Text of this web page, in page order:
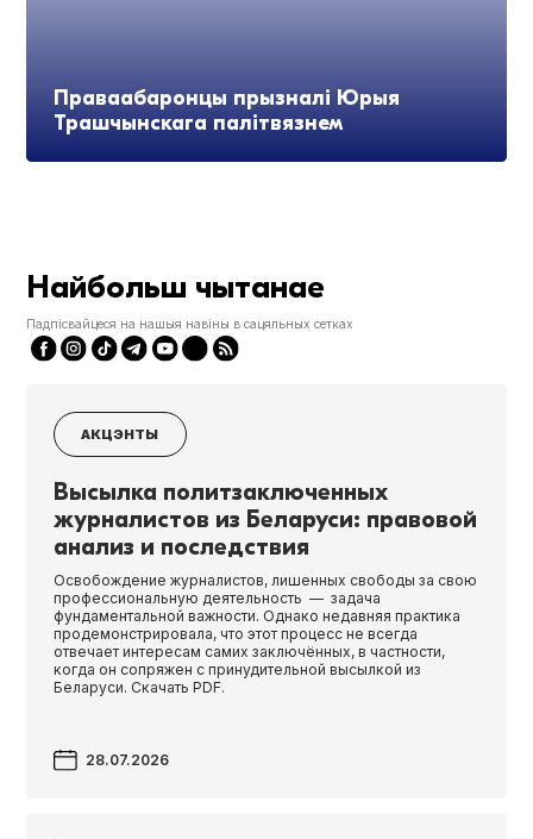
Праваабаронцы прызналі Юрыя
Трашчынскага палітвязнем
Найбольш чытанае
Падпісвайцеся на нашыя навіны в сацяльных сетках
АКЦЭНТЫ
Высылка политзаключенных
журналистов из Беларуси: правовой
анализ и последствия
Освобождение журналистов, лишенных свободы за свою
профессиональную деятельность — задача
фундаментальной важности. Однако недавняя практика
продемонстрировала, что этот процесс не всегда
отвечает интересам самих заключённых, в частности,
когда он сопряжен с принудительной высылкой из
Беларуси. Скачать PDF.
28.07.2026